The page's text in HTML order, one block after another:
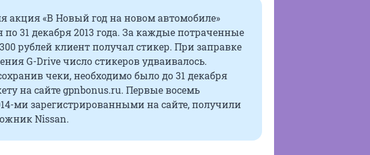
акция «В Новый год на новом автомобиле»
по 31 декабря 2013 года. За каждые потраченные
рублей клиент получал стикер. При заправке
G-Drive число стикеров удваивалось.
чеки, необходимо было до 31 декабря
на сайте gpnbonus.ru. Первые восемь
ми зарегистрированными на сайте, получили
Nissan.